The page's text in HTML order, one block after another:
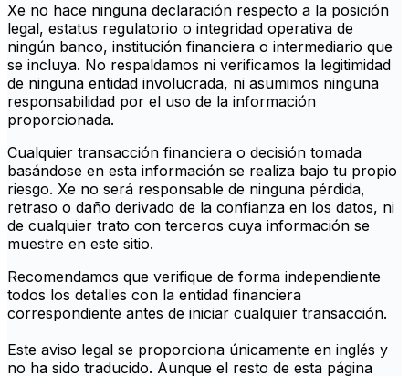
Xe no hace ninguna declaración respecto a la posición
legal, estatus regulatorio o integridad operativa de
ningún banco, institución financiera o intermediario que
se incluya. No respaldamos ni verificamos la legitimidad
de ninguna entidad involucrada, ni asumimos ninguna
responsabilidad por el uso de la información
proporcionada.
Cualquier transacción financiera o decisión tomada
basándose en esta información se realiza bajo tu propio
riesgo. Xe no será responsable de ninguna pérdida,
retraso o daño derivado de la confianza en los datos, ni
de cualquier trato con terceros cuya información se
muestre en este sitio.
Recomendamos que verifique de forma independiente
todos los detalles con la entidad financiera
correspondiente antes de iniciar cualquier transacción.
Este aviso legal se proporciona únicamente en inglés y
no ha sido traducido. Aunque el resto de esta página